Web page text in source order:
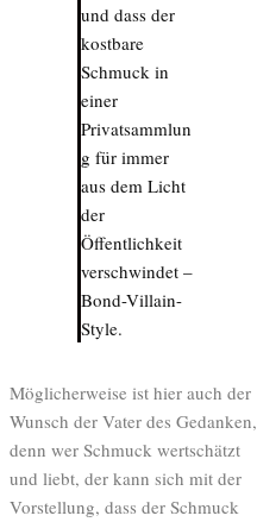
und dass der
kostbare
Schmuck in
einer
Privatsammlun
g für immer
aus dem Licht
der
Öffentlichkeit
verschwindet –
Bond-Villain-
Style.
Möglicherweise ist hier auch der
Wunsch der Vater des Gedanken,
denn wer Schmuck wertschätzt
und liebt, der kann sich mit der
Vorstellung, dass der Schmuck